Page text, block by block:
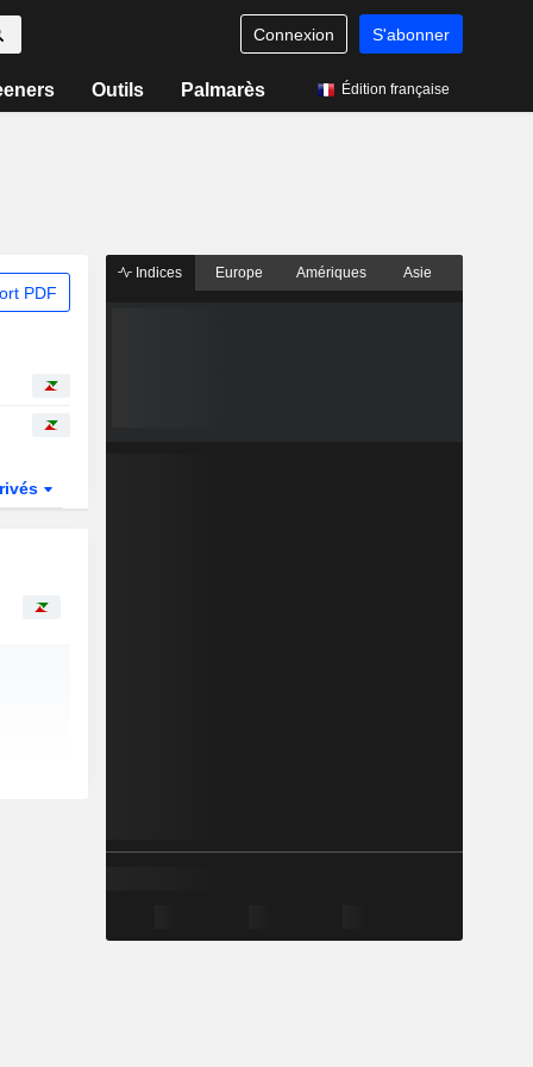
Connexion S'abonner
Outils Palmarès Édition française
PDF
Indices Europe Amériques Asie